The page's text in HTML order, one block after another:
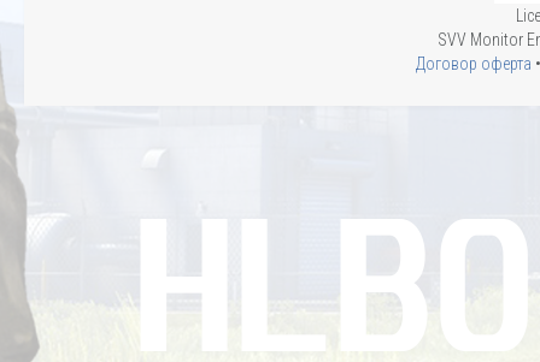
SVV Monitor
Договор оферта